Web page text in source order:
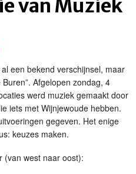
van Muziek
een bekend verschijnsel, maar
Afgelopen zondag, 4
werd muziek gemaakt door
iets met Wijnjewoude hebben.
gegeven. Het enige
keuzes maken.
(van west naar oost):